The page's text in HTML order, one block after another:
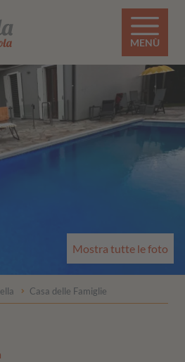
MENÙ
Mostra tutte le foto
Casa delle Famiglie